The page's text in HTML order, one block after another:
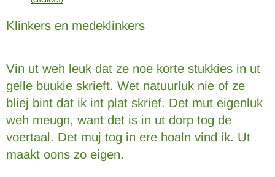
Klinkers en medeklinkers
Vin ut weh leuk dat ze noe korte stukkies in ut
gelle buukie skrieft. Wet natuurluk nie of ze
bliej bint dat ik int plat skrief. Det mut eigenluk
weh meugn, want det is in ut dorp tog de
voertaal. Det muj tog in ere hoaln vind ik. Ut
maakt oons zo eigen.